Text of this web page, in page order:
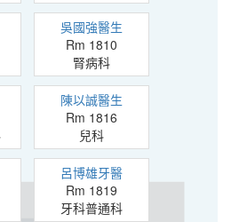
吳國強醫生
Rm 1810
腎病科
陳以誠醫生
Rm 1816
兒科
呂博雄牙醫
Rm 1819
牙科普通科